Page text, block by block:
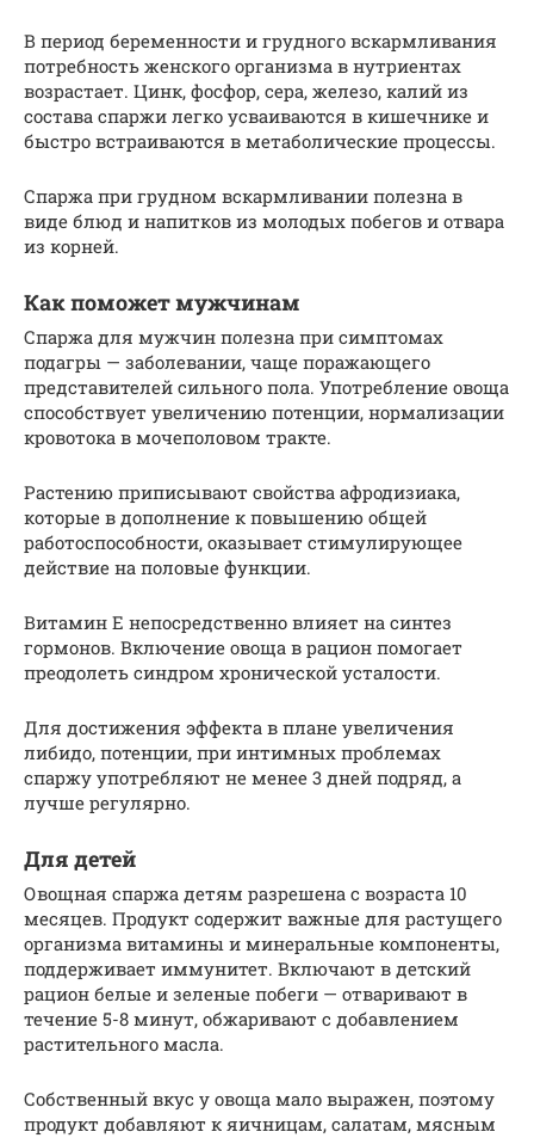
В период беременности и грудного вскармливания
потребность женского организма в нутриентах
возрастает. Цинк, фосфор, сера, железо, калий из
состава спаржи легко усваиваются в кишечнике и
быстро встраиваются в метаболические процессы.
Спаржа при грудном вскармливании полезна в
виде блюд и напитков из молодых побегов и отвара
из корней.
Как поможет мужчинам
Спаржа для мужчин полезна при симптомах
подагры — заболевании, чаще поражающего
представителей сильного пола. Употребление овоща
способствует увеличению потенции, нормализации
кровотока в мочеполовом тракте.
Растению приписывают свойства афродизиака,
которые в дополнение к повышению общей
работоспособности, оказывает стимулирующее
действие на половые функции.
Витамин Е непосредственно влияет на синтез
гормонов. Включение овоща в рацион помогает
преодолеть синдром хронической усталости.
Для достижения эффекта в плане увеличения
либидо, потенции, при интимных проблемах
спаржу употребляют не менее 3 дней подряд, а
лучше регулярно.
Для детей
Овощная спаржа детям разрешена с возраста 10
месяцев. Продукт содержит важные для растущего
организма витамины и минеральные компоненты,
поддерживает иммунитет. Включают в детский
рацион белые и зеленые побеги — отваривают в
течение 5-8 минут, обжаривают с добавлением
растительного масла.
Собственный вкус у овоща мало выражен, поэтому
продукт добавляют к яичницам, салатам, мясным